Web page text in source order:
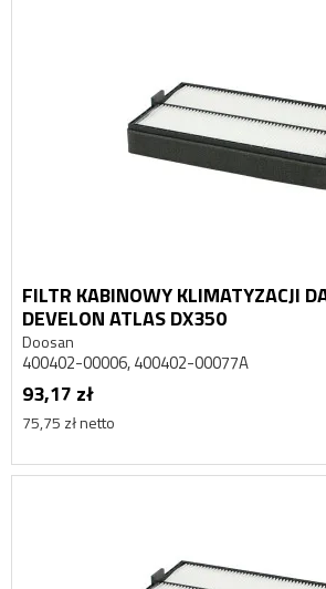
FILTR KABINOWY KLIMATYZACJI
DEVELON ATLAS DX350
Doosan
400402-00006, 400402-00077A
93,17 zł
75,75 zł netto